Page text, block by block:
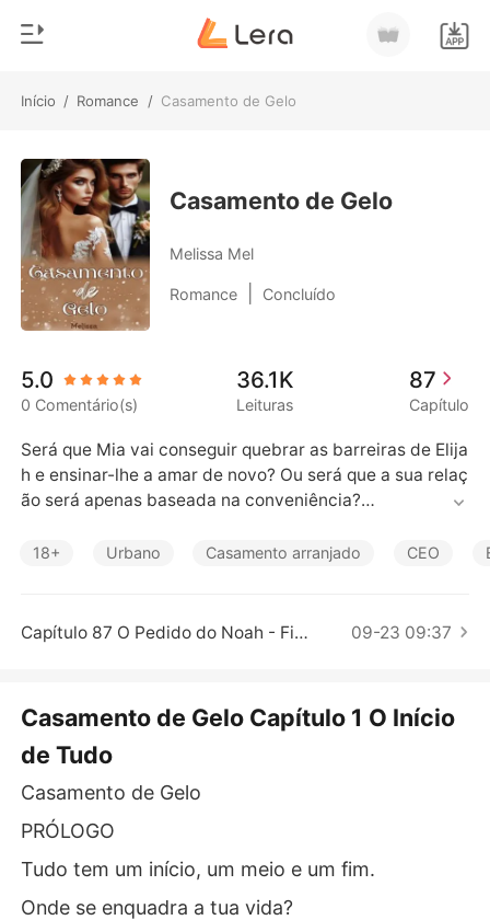
Início / Romance / Casamento de Gelo
Loja
Histórico
Sair
Baixar App
Gênero
Moderno
Lobisomem
Contos
Bilionários
Contos Curtos
Casamento de Gelo
Melissa Mel
Romance Concluído
5.0
0 Comentário(s)
36.1K
Leituras
87
Capítulo
Será que Mia vai conseguir quebrar as barreiras de Elija
h e ensinar-lhe a amar de novo? Ou será que a sua relaç
ão será apenas baseada na conveniência?
ixão ardente, este casamento de conveniência promete
o tempo dirá. Preparem-se para uma história intensa, e
18+ Urbano Casamento arranjado CEO
Capítulo 87 O Pedido do Noah - Final 09-23 09:37
Casamento de Gelo Capítulo 1 O Início
de Tudo
Casamento de Gelo
PRÓLOGO
Tudo tem um início, um meio e um fim.
Onde se enquadra a tua vida?